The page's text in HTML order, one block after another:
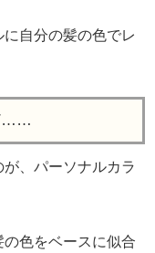
自分の髪の色でレ
……
、パーソナルカラ
色をベースに似合